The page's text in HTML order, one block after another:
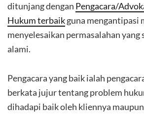
ditunjang dengan Pengacara/
Hukum terbaikguna mengantipasi
menyelesaikan permasalahan yang
alami.
Pengacara yang baik ialah
berkata jujur tentang problem
dihadapi baik oleh kliennya